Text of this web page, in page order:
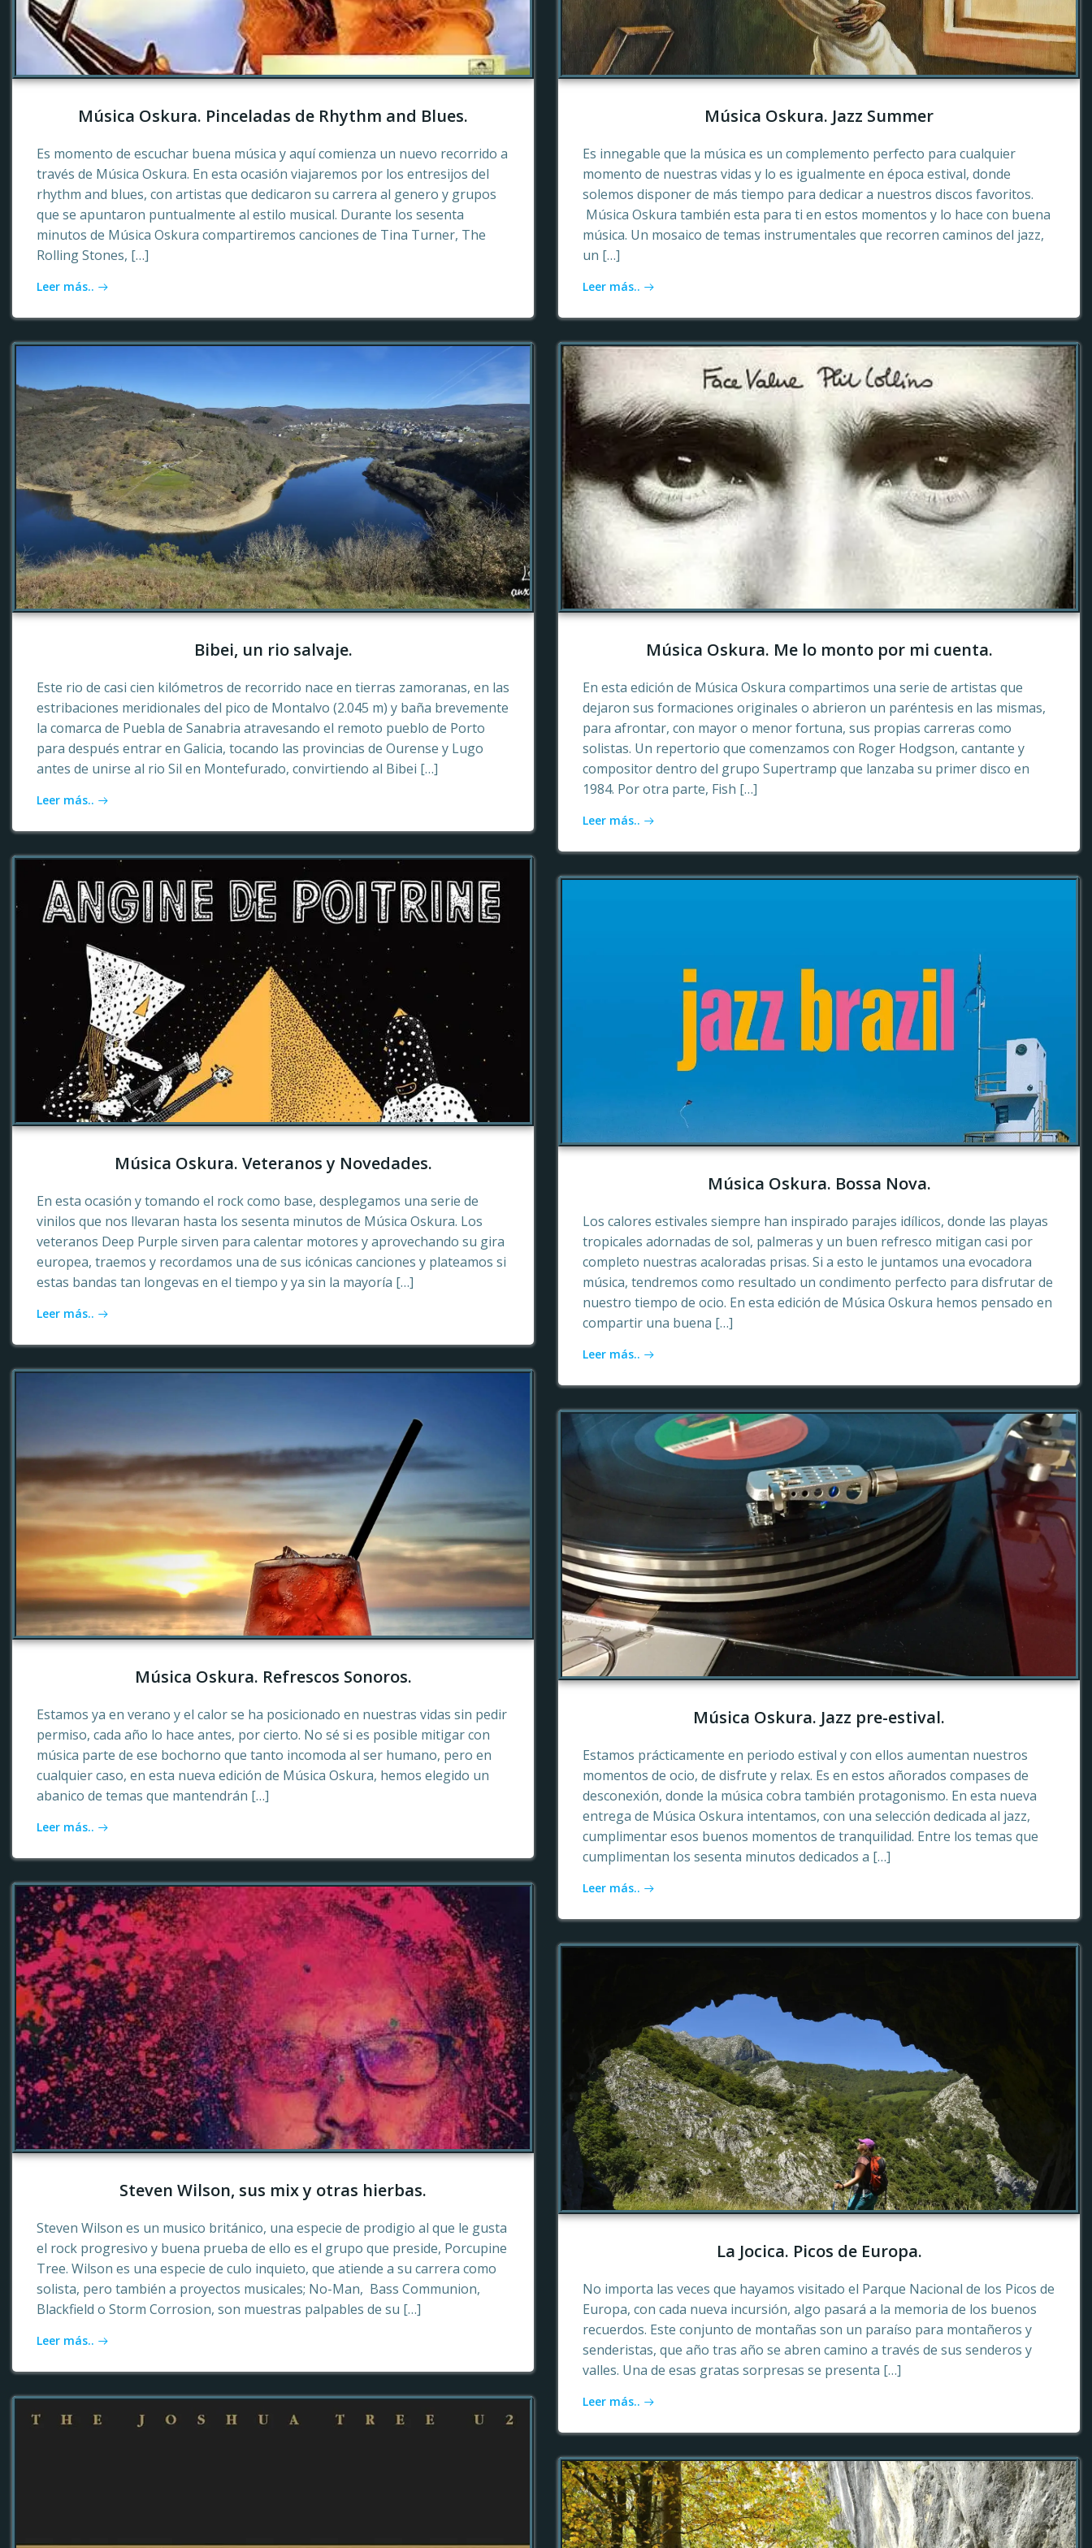
Música Oskura. Pinceladas de Rhythm and Blues.
Es momento de escuchar buena música y aquí comienza un nuevo recorrido a
través de Música Oskura. En esta ocasión viajaremos por los entresijos del
rhythm and blues, con artistas que dedicaron su carrera al genero y grupos
que se apuntaron puntualmente al estilo musical. Durante los sesenta
minutos de Música Oskura compartiremos canciones de Tina Turner, The
Rolling Stones, […]
Leer más..
Música Oskura. Jazz Summer
Es innegable que la música es un complemento perfecto para cualquier
momento de nuestras vidas y lo es igualmente en época estival, donde
solemos disponer de más tiempo para dedicar a nuestros discos favoritos.
Música Oskura también esta para ti en estos momentos y lo hace con buena
música. Un mosaico de temas instrumentales que recorren caminos del jazz,
un […]
Leer más..
Bibei, un rio salvaje.
Este rio de casi cien kilómetros de recorrido nace en tierras zamoranas, en las
estribaciones meridionales del pico de Montalvo (2.045 m) y baña brevemente
la comarca de Puebla de Sanabria atravesando el remoto pueblo de Porto
para después entrar en Galicia, tocando las provincias de Ourense y Lugo
antes de unirse al rio Sil en Montefurado, convirtiendo al Bibei […]
Leer más..
Música Oskura. Me lo monto por mi cuenta.
En esta edición de Música Oskura compartimos una serie de artistas que
dejaron sus formaciones originales o abrieron un paréntesis en las mismas,
para afrontar, con mayor o menor fortuna, sus propias carreras como
solistas. Un repertorio que comenzamos con Roger Hodgson, cantante y
compositor dentro del grupo Supertramp que lanzaba su primer disco en
1984. Por otra parte, Fish […]
Leer más..
Música Oskura. Veteranos y Novedades.
En esta ocasión y tomando el rock como base, desplegamos una serie de
vinilos que nos llevaran hasta los sesenta minutos de Música Oskura. Los
veteranos Deep Purple sirven para calentar motores y aprovechando su gira
europea, traemos y recordamos una de sus icónicas canciones y plateamos si
estas bandas tan longevas en el tiempo y ya sin la mayoría […]
Leer más..
Música Oskura. Bossa Nova.
Los calores estivales siempre han inspirado parajes idílicos, donde las playas
tropicales adornadas de sol, palmeras y un buen refresco mitigan casi por
completo nuestras acaloradas prisas. Si a esto le juntamos una evocadora
música, tendremos como resultado un condimento perfecto para disfrutar de
nuestro tiempo de ocio. En esta edición de Música Oskura hemos pensado en
compartir una buena […]
Leer más..
Música Oskura. Refrescos Sonoros.
Estamos ya en verano y el calor se ha posicionado en nuestras vidas sin pedir
permiso, cada año lo hace antes, por cierto. No sé si es posible mitigar con
música parte de ese bochorno que tanto incomoda al ser humano, pero en
cualquier caso, en esta nueva edición de Música Oskura, hemos elegido un
abanico de temas que mantendrán […]
Leer más..
Música Oskura. Jazz pre-estival.
Estamos prácticamente en periodo estival y con ellos aumentan nuestros
momentos de ocio, de disfrute y relax. Es en estos añorados compases de
desconexión, donde la música cobra también protagonismo. En esta nueva
entrega de Música Oskura intentamos, con una selección dedicada al jazz,
cumplimentar esos buenos momentos de tranquilidad. Entre los temas que
cumplimentan los sesenta minutos dedicados a […]
Leer más..
Steven Wilson, sus mix y otras hierbas.
Steven Wilson es un musico británico, una especie de prodigio al que le gusta
el rock progresivo y buena prueba de ello es el grupo que preside, Porcupine
Tree. Wilson es una especie de culo inquieto, que atiende a su carrera como
solista, pero también a proyectos musicales; No-Man, Bass Communion,
Blackfield o Storm Corrosion, son muestras palpables de su […]
Leer más..
La Jocica. Picos de Europa.
No importa las veces que hayamos visitado el Parque Nacional de los Picos de
Europa, con cada nueva incursión, algo pasará a la memoria de los buenos
recuerdos. Este conjunto de montañas son un paraíso para montañeros y
senderistas, que año tras año se abren camino a través de sus senderos y
valles. Una de esas gratas sorpresas se presenta […]
Leer más..